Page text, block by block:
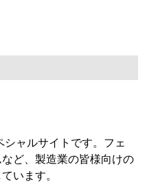
ャルサイトです。フェ
ど、製造業の皆様向けの
います。